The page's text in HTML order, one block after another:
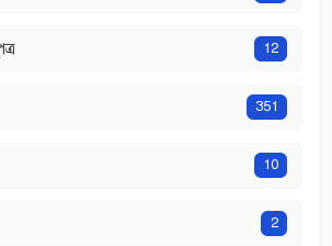
12
351
10
2